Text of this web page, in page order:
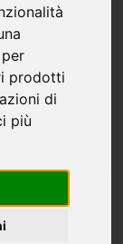
per
prodotti
di
più
di